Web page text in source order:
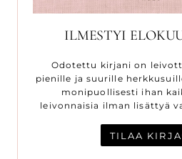
ILMESTYI
Odotettu kirjani on
pienille ja suurille
monipuollisesti ihan
leivonnaisia ilman lisättyä
TILAA KIRJA